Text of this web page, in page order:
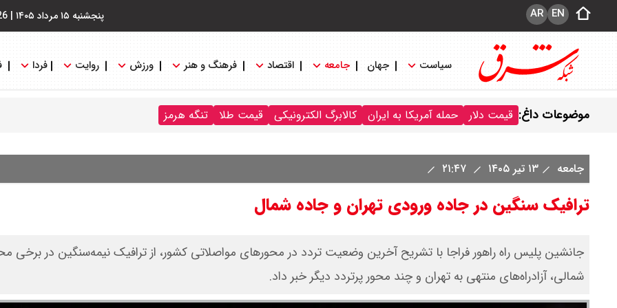
پنجشنبه ۱۵ مرداد ۱۴۰۵ | EN
AR
سیاست جهان جامعه اقتصاد فرهنگ و هنر ورزش روایت فردا
موضوعات داغ: قیمت دلار حمله آمریکا به ایران کالابرگ الکترونیکی قیمت طلا تنگه هرمز
جامعه ۱۳ تیر ۱۴۰۵
ترافیک سنگین در جاده ورودی تهران و جاده شمال
جانشین پلیس راه راهور فراجا با تشریح آخرین وضعیت تردد در محورهای مواصلاتی کشور، از ترافیک نیمه‌سنگین در برخی
شمالی، آزادراه‌های منتهی به تهران و چند محور پرتردد دیگر خبر داد.